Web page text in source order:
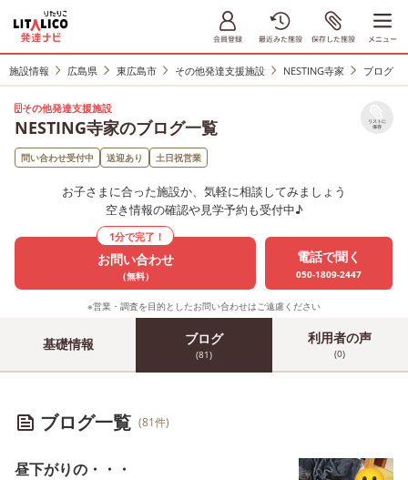
施設情報 広島県 東広島市 その他発達支援施設 NESTING寺家 ブログ
その他発達支援施設
NESTING寺家のブログ一覧 リストに
保存
問い合わせ受付中 送迎あり 土日祝営業
お子さまに合った施設か、気軽に相談してみましょう
空き情報の確認や見学予約も受付中♪
1分で完了！
お問い合わせ
（無料）
電話で聞く
050-1809-2447
※営業・調査を目的としたお問い合わせはご遠慮ください
基礎情報 ブログ
(81)
利用者の声
(0)
ブログ一覧 (81件)
昼下がりの・・・